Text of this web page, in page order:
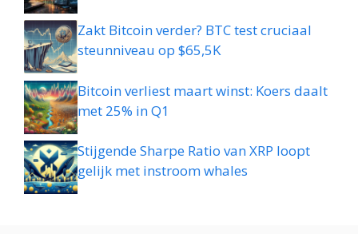
Zakt Bitcoin verder? BTC test cruciaal
steunniveau op $65,5K
Bitcoin verliest maart winst: Koers daalt
met 25% in Q1
Stijgende Sharpe Ratio van XRP loopt
gelijk met instroom whales